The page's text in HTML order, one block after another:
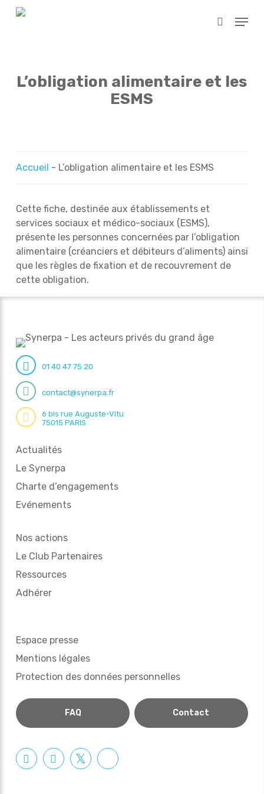
Skip
search
Menu
L’obligation alimentaire et les
ESMS
Accueil - L’obligation alimentaire et les ESMS
Cette fiche, destinée aux établissements et
services sociaux et médico-sociaux (ESMS),
présente les personnes concernées par l’obligation
alimentaire (créanciers et débiteurs d’aliments) ainsi
que les règles de fixation et de recouvrement de
cette obligation.
01 40 47 75 20
contact@synerpa.fr
6 bis rue Auguste-Vitu
75015 PARIS
Actualités
Le Synerpa
Charte d’engagements
Evénements
Nos actions
Le Club Partenaires
Ressources
Adhérer
Espace presse
Mentions légales
Protection des données personnelles
FAQ Contact